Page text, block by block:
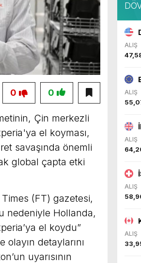
0
0
Çin merkezli
el koyması,
savaşında önemli
global çapta etki
(FT) gazetesi,
nedeniyle Hollanda,
el koydu”
olayın detaylarını
uyarısının
ALIŞ
ALIŞ
ALIŞ
ALIŞ
ALIŞ